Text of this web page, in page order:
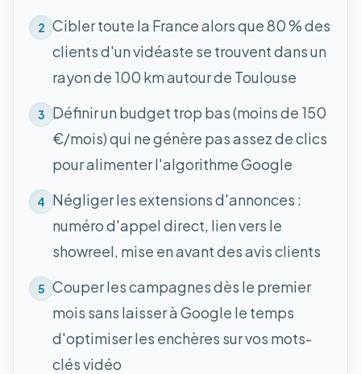
2 Cibler toute la France alors que 80 % des
clients d'un vidéaste se trouvent dans un
rayon de 100 km autour de Toulouse
3 Définir un budget trop bas (moins de 150
€/mois) qui ne génère pas assez de clics
pour alimenter l'algorithme Google
4 Négliger les extensions d'annonces :
numéro d'appel direct, lien vers le
showreel, mise en avant des avis clients
5 Couper les campagnes dès le premier
mois sans laisser à Google le temps
d'optimiser les enchères sur vos mots-
clés vidéo